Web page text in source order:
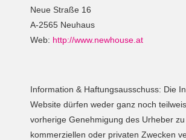
Neue Straße 16
A-2565 Neuhaus
Web: http://www.newhouse.at
Information & Haftungsausschuss: Die
Website dürfen weder ganz noch
vorherige Genehmigung des Urheber zu
kommerziellen oder privaten Zwecken